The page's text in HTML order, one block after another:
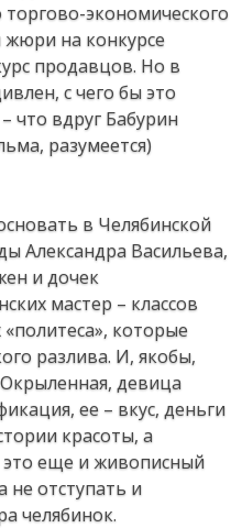
торгово-экономического
жюри на конкурсе
продавцов. Но в
с чего бы это
что вдруг Бабурин
разумеется)
в Челябинской
Александра Васильева,
и дочек
мастер – классов
которые
разлива. И, якобы,
девица
ее – вкус, деньги
красоты, а
это еще и живописный
отступать и
челябинок.